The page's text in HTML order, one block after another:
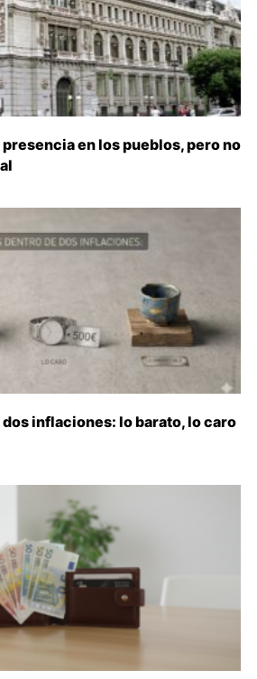
en los pueblos, pero no
inflaciones: lo barato, lo caro